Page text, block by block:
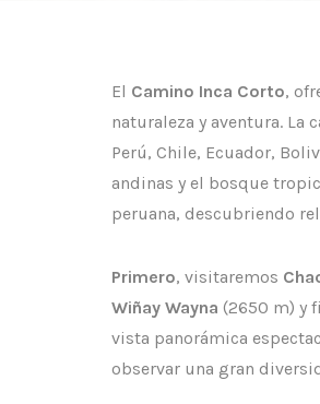
El Camino Inca Corto,
naturaleza y aventura. La
Perú, Chile, Ecuador,
andinas y el bosque
peruana, descubriendo
Primero, visitaremos
Wiñay Wayna (2650 m) y
vista panorámica
observar una gran